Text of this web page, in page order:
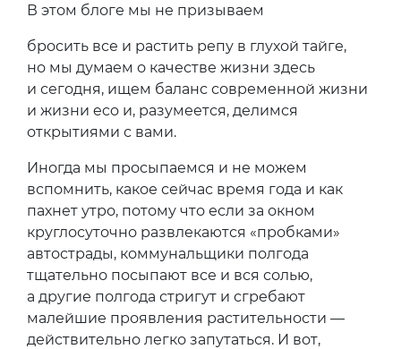
В этом блоге мы не призываем
бросить все и растить репу в глухой тайге,
но мы думаем о качестве жизни здесь
и сегодня, ищем баланс современной жизни
и жизни eco и, разумеется, делимся
открытиями с вами.
Иногда мы просыпаемся и не можем
вспомнить, какое сейчас время года и как
пахнет утро, потому что если за окном
круглосуточно развлекаются «пробками»
автострады, коммунальщики полгода
тщательно посыпают все и вся солью,
а другие полгода стригут и сгребают
малейшие проявления растительности —
действительно легко запутаться. И вот,